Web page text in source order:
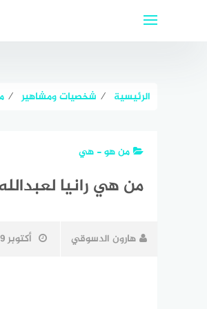
الرئيسية ⁄ شخصيات ومشاهير ⁄
من هو - هي
من هي رانيا
هارون الدسوقي أكتوبر 29, 2025